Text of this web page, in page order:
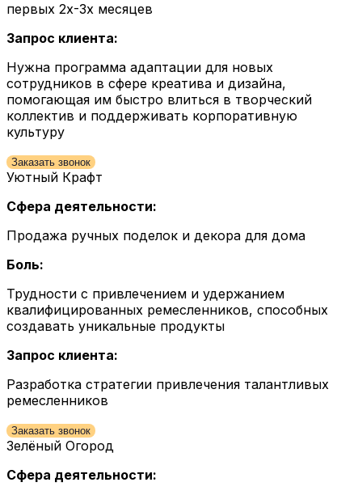
первых 2х-3х месяцев
Запрос клиента:
Нужна программа адаптации для новых
сотрудников в сфере креатива и дизайна,
помогающая им быстро влиться в творческий
коллектив и поддерживать корпоративную
культуру
Заказать звонок
Уютный Крафт
Сфера деятельности:
Продажа ручных поделок и декора для дома
Боль:
Трудности с привлечением и удержанием
квалифицированных ремесленников, способных
создавать уникальные продукты
Запрос клиента:
Разработка стратегии привлечения талантливых
ремесленников
Заказать звонок
Зелёный Огород
Сфера деятельности: